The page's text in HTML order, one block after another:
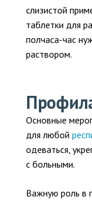
слизистой
таблетки для
полчаса-час
раствором.
Основные
для любой
одеваться,
с больными.
Важную роль в